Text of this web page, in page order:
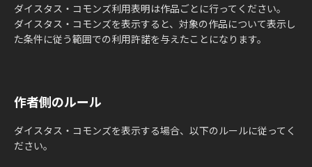
ダイスタス・コモンズ利用表明は作品ごとに行ってください。
ダイスタス・コモンズを表示すると、対象の作品について表示し
た条件に従う範囲での利用許諾を与えたことになります。
作者側のルール
ダイスタス・コモンズを表示する場合、以下のルールに従ってく
ださい。